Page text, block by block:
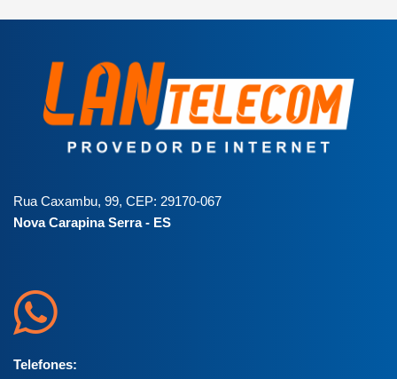
Rua Caxambu, 99, CEP: 29170-067
Nova Carapina Serra - ES
Telefones: